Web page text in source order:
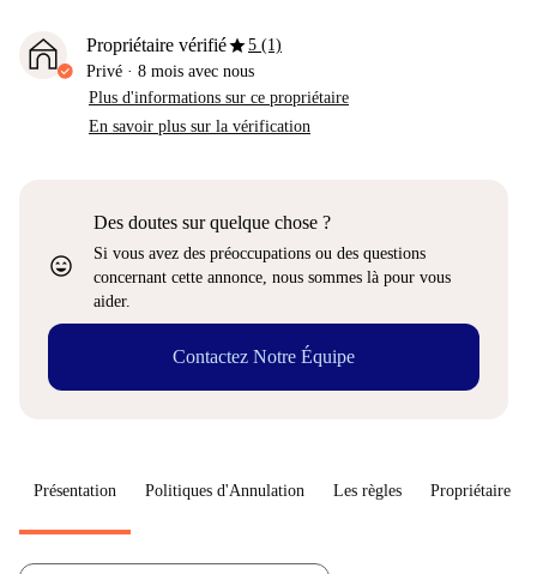
Propriétaire vérifiéstar5 (1)
Privé · 8 mois avec nous
Plus d'informations sur ce propriétaire
En savoir plus sur la vérification
sentiment_very_satisfied
Des doutes sur quelque chose ?
Si vous avez des préoccupations ou des questions
concernant cette annonce, nous sommes là pour vous
aider.
Contactez Notre Équipe
Présentation Politiques d'Annulation Les règles Propriétaire